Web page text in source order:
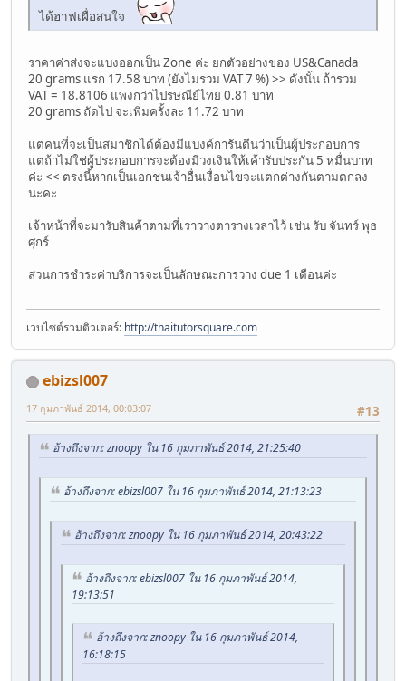
ได้ฮาฟเผื่อสนใจ
ราคาค่าส่งจะแบ่งออกเป็น Zone ค่ะ ยกตัวอย่างของ US&Canada
20 grams แรก 17.58 บาท (ยังไม่รวม VAT 7 %) >> ดังนั้น ถ้ารวม
VAT = 18.8106 แพงกว่าไปรษณีย์ไทย 0.81 บาท
20 grams ถัดไป จะเพิ่มครั้งละ 11.72 บาท
แต่คนที่จะเป็นสมาชิกได้ต้องมีแบงค์การันตีนว่าเป็นผู้ประกอบการ
แต่ถ้าไม่ใช่ผู้ประกอบการจะต้องมีวงเงินให้เค้ารับประกัน 5 หมื่นบาท
ค่ะ << ตรงนี้หากเป็นเอกชนเจ้าอื่นเงื่อนไขจะแตกต่างกันตามตกลง
นะคะ
เจ้าหน้าที่จะมารับสินค้าตามที่เราวางตารางเวลาไว้ เช่น รับ จันทร์ พุธ
ศุกร์
ส่วนการชำระค่าบริการจะเป็นลักษณะการวาง due 1 เดือนค่ะ
เวบไซต์รวมติวเตอร์: http://thaitutorsquare.com
ebizsl007
#13
17 กุมภาพันธ์ 2014, 00:03:07
อ้างถึงจาก: znoopy ใน 16 กุมภาพันธ์ 2014, 21:25:40
อ้างถึงจาก: ebizsl007 ใน 16 กุมภาพันธ์ 2014, 21:13:23
อ้างถึงจาก: znoopy ใน 16 กุมภาพันธ์ 2014, 20:43:22
อ้างถึงจาก: ebizsl007 ใน 16 กุมภาพันธ์ 2014,
19:13:51
อ้างถึงจาก: znoopy ใน 16 กุมภาพันธ์ 2014,
16:18:15